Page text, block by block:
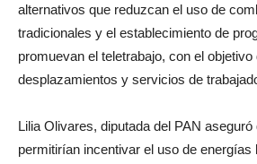
alternativos que reduzcan el uso de
tradicionales y el establecimiento de
promuevan el teletrabajo, con el objetivo
desplazamientos y servicios de
Lilia Olivares, diputada del PAN
permitirían incentivar el uso de energías